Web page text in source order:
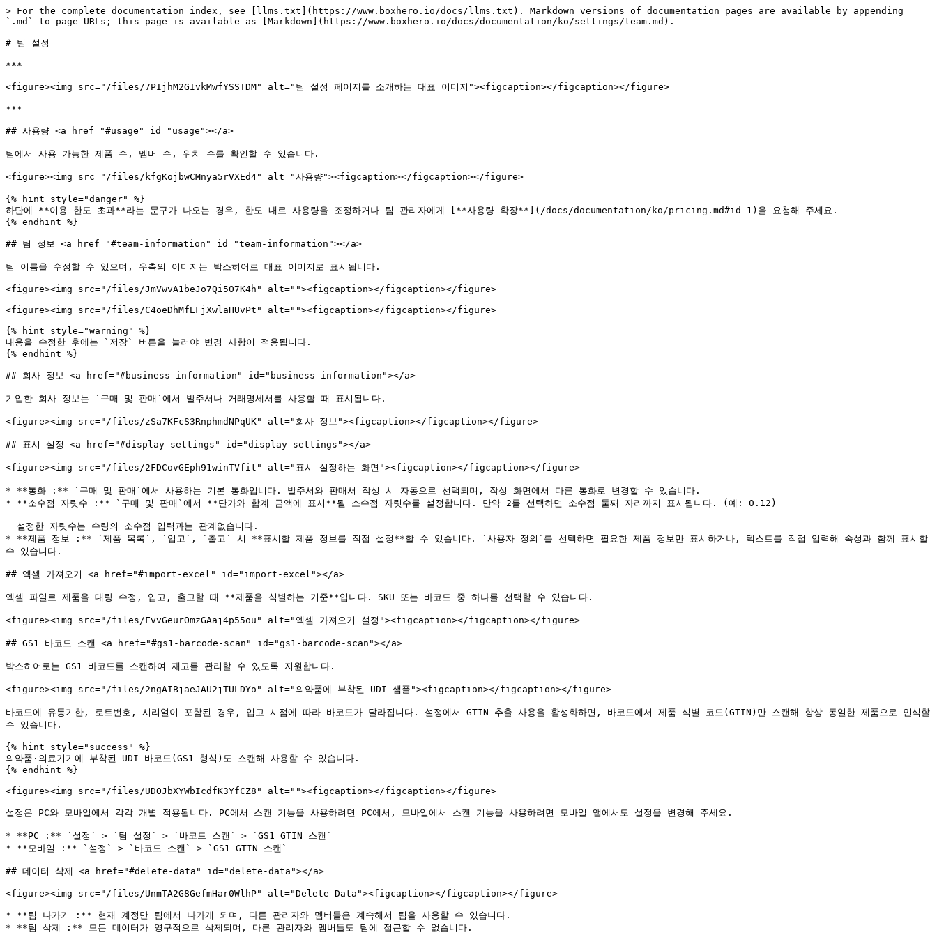
> For the complete documentation index, see [llms.txt](https://www.boxhero.io/docs/llms.txt). Markdown versions of documentation pages are available by appending
`.md` to page URLs; this page is available as [Markdown](https://www.boxhero.io/docs/documentation/ko/settings/team.md).
# 팀 설정
***
<figure><img src="/files/7PIjhM2GIvkMwfYSSTDM" alt="팀 설정 페이지를 소개하는 대표 이미지"><figcaption></figcaption></figure>
***
## 사용량 <a href="#usage" id="usage"></a>
팀에서 사용 가능한 제품 수, 멤버 수, 위치 수를 확인할 수 있습니다.
<figure><img src="/files/kfgKojbwCMnya5rVXEd4" alt="사용량"><figcaption></figcaption></figure>
{% hint style="danger" %}
하단에 **이용 한도 초과**라는 문구가 나오는 경우, 한도 내로 사용량을 조정하거나 팀 관리자에게 [**사용량 확장**](/docs/documentation/ko/pricing.md#id-1)을 요청해 주세요.
{% endhint %}
## 팀 정보 <a href="#team-information" id="team-information"></a>
팀 이름을 수정할 수 있으며, 우측의 이미지는 박스히어로 대표 이미지로 표시됩니다.
<figure><img src="/files/JmVwvA1beJo7Qi5O7K4h" alt=""><figcaption></figcaption></figure>
<figure><img src="/files/C4oeDhMfEFjXwlaHUvPt" alt=""><figcaption></figcaption></figure>
{% hint style="warning" %}
내용을 수정한 후에는 `저장` 버튼을 눌러야 변경 사항이 적용됩니다.
{% endhint %}
## 회사 정보 <a href="#business-information" id="business-information"></a>
기입한 회사 정보는 `구매 및 판매`에서 발주서나 거래명세서를 사용할 때 표시됩니다.
<figure><img src="/files/zSa7KFcS3RnphmdNPqUK" alt="회사 정보"><figcaption></figcaption></figure>
## 표시 설정 <a href="#display-settings" id="display-settings"></a>
<figure><img src="/files/2FDCovGEph91winTVfit" alt="표시 설정하는 화면"><figcaption></figcaption></figure>
* **통화 :** `구매 및 판매`에서 사용하는 기본 통화입니다. 발주서와 판매서 작성 시 자동으로 선택되며, 작성 화면에서 다른 통화로 변경할 수 있습니다.
* **소수점 자릿수 :** `구매 및 판매`에서 **단가와 합계 금액에 표시**될 소수점 자릿수를 설정합니다. 만약 2를 선택하면 소수점 둘째 자리까지 표시됩니다. (예: 0.12)
* **제품 정보 :** `제품 목록`, `입고`, `출고` 시 **표시할 제품 정보를 직접 설정**할 수 있습니다. `사용자 정의`를 선택하면 필요한 제품 정보만 표시하거나, 텍스트를 직접 입력해 속성과 함께 표시할
수 있습니다.
## 엑셀 가져오기 <a href="#import-excel" id="import-excel"></a>
엑셀 파일로 제품을 대량 수정, 입고, 출고할 때 **제품을 식별하는 기준**입니다. SKU 또는 바코드 중 하나를 선택할 수 있습니다.
<figure><img src="/files/FvvGeurOmzGAaj4p55ou" alt="엑셀 가져오기 설정"><figcaption></figcaption></figure>
## GS1 바코드 스캔 <a href="#gs1-barcode-scan" id="gs1-barcode-scan"></a>
박스히어로는 GS1 바코드를 스캔하여 재고를 관리할 수 있도록 지원합니다.
<figure><img src="/files/2ngAIBjaeJAU2jTULDYo" alt="의약품에 부착된 UDI 샘플"><figcaption></figcaption></figure>
바코드에 유통기한, 로트번호, 시리얼이 포함된 경우, 입고 시점에 따라 바코드가 달라집니다. 설정에서 GTIN 추출 사용을 활성화하면, 바코드에서 제품 식별 코드(GTIN)만 스캔해 항상 동일한 제품으로 인식할
수 있습니다.
{% hint style="success" %}
의약품·의료기기에 부착된 UDI 바코드(GS1 형식)도 스캔해 사용할 수 있습니다.
{% endhint %}
<figure><img src="/files/UDOJbXYWbIcdfK3YfCZ8" alt=""><figcaption></figcaption></figure>
설정은 PC와 모바일에서 각각 개별 적용됩니다. PC에서 스캔 기능을 사용하려면 PC에서, 모바일에서 스캔 기능을 사용하려면 모바일 앱에서도 설정을 변경해 주세요.
* **PC :** `설정` > `팀 설정` > `바코드 스캔` > `GS1 GTIN 스캔`
* **모바일 :** `설정` > `바코드 스캔` > `GS1 GTIN 스캔`
## 데이터 삭제 <a href="#delete-data" id="delete-data"></a>
<figure><img src="/files/UnmTA2G8GefmHar0WlhP" alt="Delete Data"><figcaption></figcaption></figure>
* **팀 나가기 :** 현재 계정만 팀에서 나가게 되며, 다른 관리자와 멤버들은 계속해서 팀을 사용할 수 있습니다.
* **팀 삭제 :** 모든 데이터가 영구적으로 삭제되며, 다른 관리자와 멤버들도 팀에 접근할 수 없습니다.